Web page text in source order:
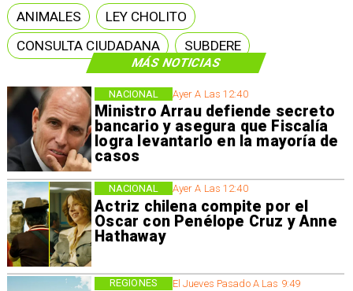
MÁS NOTICIAS
Ayer A Las 12:40
Ministro Arrau defiende secreto
bancario y asegura que Fiscalía
logra levantarlo en la mayoría de
casos
NACIONAL
Ayer A Las 12:40
Actriz chilena compite por el
Oscar con Penélope Cruz y Anne
Hathaway
NACIONAL
El Jueves Pasado A Las 9:49
REGIONES
ANIMALES
LEY CHOLITO
CONSULTA CIUDADANA
SUBDERE